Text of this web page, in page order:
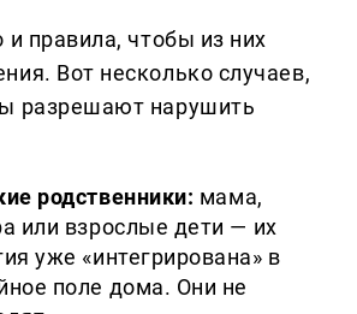
и правила, чтобы из них
Вот несколько случаев,
разрешают нарушить
родственники: мама,
или взрослые дети — их
уже «интегрирована» в
поле дома. Они не